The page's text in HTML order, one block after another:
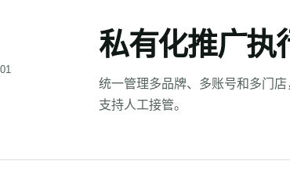
01
私有化推广执
统一管理多品牌、多账号和多门
支持人工接管。